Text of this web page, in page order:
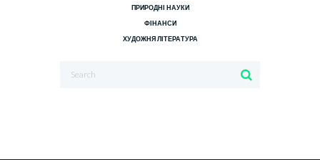
ПРИРОДНІ НАУКИ
ФІНАНСИ
ХУДОЖНЯ ЛІТЕРАТУРА